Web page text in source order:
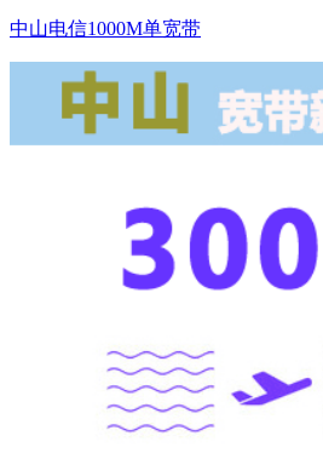
中山电信1000M单宽带